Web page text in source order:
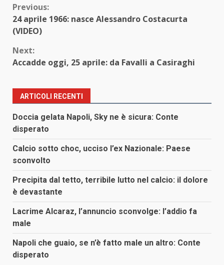
Continue
Reading
Previous:
24 aprile 1966: nasce Alessandro Costacurta
(VIDEO)
Next:
Accadde oggi, 25 aprile: da Favalli a Casiraghi
ARTICOLI RECENTI
Doccia gelata Napoli, Sky ne è sicura: Conte
disperato
Calcio sotto choc, ucciso l’ex Nazionale: Paese
sconvolto
Precipita dal tetto, terribile lutto nel calcio: il dolore
è devastante
Lacrime Alcaraz, l’annuncio sconvolge: l’addio fa
male
Napoli che guaio, se n’è fatto male un altro: Conte
disperato